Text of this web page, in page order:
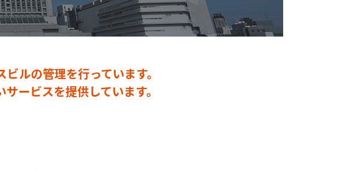
ルの管理を行っています。
ービスを提供しています。